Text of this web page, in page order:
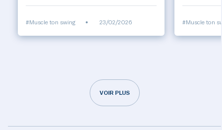
#Muscle ton swing • 23/02/2026 #Muscle ton
VOIR PLUS